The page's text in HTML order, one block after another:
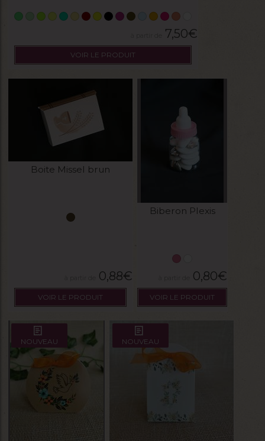
7,50€
VOIR LE PRODUIT
Boite Missel brun
0,88€
VOIR LE PRODUIT
Biberon Plexis
0,80€
VOIR LE PRODUIT
NOUVEAU NOUVEAU